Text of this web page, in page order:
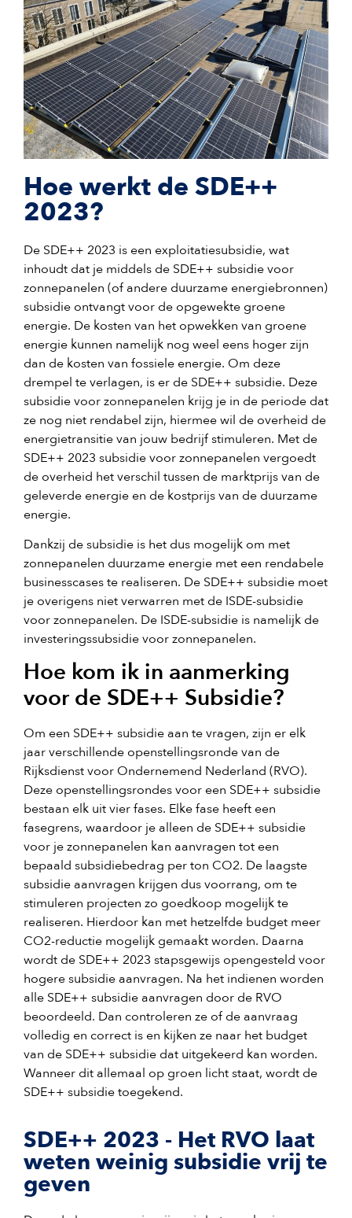
Hoe werkt de SDE++
2023?
De SDE++ 2023 is een exploitatiesubsidie, wat
inhoudt dat je middels de SDE++ subsidie voor
zonnepanelen (of andere duurzame energiebronnen)
subsidie ontvangt voor de opgewekte groene
energie. De kosten van het opwekken van groene
energie kunnen namelijk nog weel eens hoger zijn
dan de kosten van fossiele energie. Om deze
drempel te verlagen, is er de SDE++ subsidie. Deze
subsidie voor zonnepanelen krijg je in de periode dat
ze nog niet rendabel zijn, hiermee wil de overheid de
energietransitie van jouw bedrijf stimuleren. Met de
SDE++ 2023 subsidie voor zonnepanelen vergoedt
de overheid het verschil tussen de marktprijs van de
geleverde energie en de kostprijs van de duurzame
energie.
Dankzij de subsidie is het dus mogelijk om met
zonnepanelen duurzame energie met een rendabele
businesscases te realiseren. De SDE++ subsidie moet
je overigens niet verwarren met de ISDE-subsidie
voor zonnepanelen. De ISDE-subsidie is namelijk de
investeringssubsidie voor zonnepanelen.
Hoe kom ik in aanmerking
voor de SDE++ Subsidie?
Om een SDE++ subsidie aan te vragen, zijn er elk
jaar verschillende openstellingsronde van de
Rijksdienst voor Ondernemend Nederland (RVO).
Deze openstellingsrondes voor een SDE++ subsidie
bestaan elk uit vier fases. Elke fase heeft een
fasegrens, waardoor je alleen de SDE++ subsidie
voor je zonnepanelen kan aanvragen tot een
bepaald subsidiebedrag per ton CO2. De laagste
subsidie aanvragen krijgen dus voorrang, om te
stimuleren projecten zo goedkoop mogelijk te
realiseren. Hierdoor kan met hetzelfde budget meer
CO2-reductie mogelijk gemaakt worden. Daarna
wordt de SDE++ 2023 stapsgewijs opengesteld voor
hogere subsidie aanvragen. Na het indienen worden
alle SDE++ subsidie aanvragen door de RVO
beoordeeld. Dan controleren ze of de aanvraag
volledig en correct is en kijken ze naar het budget
van de SDE++ subsidie dat uitgekeerd kan worden.
Wanneer dit allemaal op groen licht staat, wordt de
SDE++ subsidie toegekend.
SDE++ 2023 - Het RVO laat
weten weinig subsidie vrij te
geven